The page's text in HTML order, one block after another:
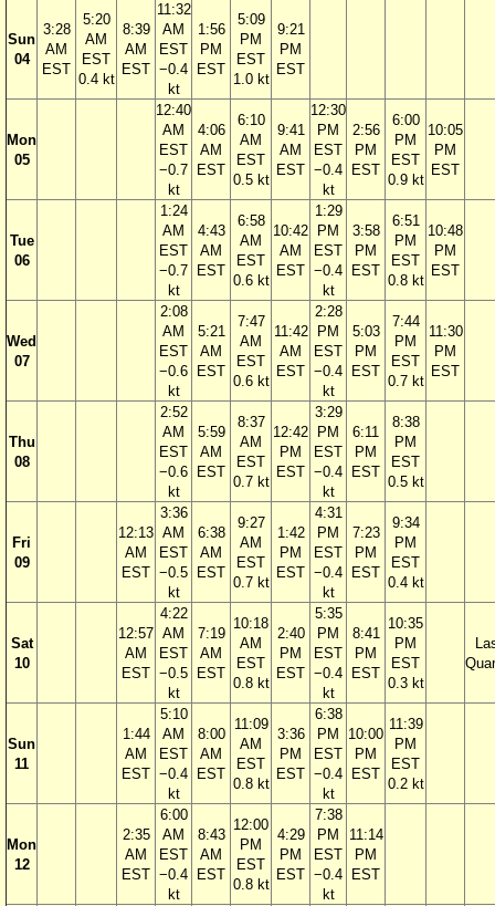
Sun
04
3:28
AM
EST
5:20
AM
EST
0.4 kt
8:39
AM
EST
11:32
AM
EST
−0.4
kt
1:56
PM
EST
5:09
PM
EST
1.0 kt
9:21
PM
EST
Mon
05
12:40
AM
EST
−0.7
kt
4:06
AM
EST
6:10
AM
EST
0.5 kt
9:41
AM
EST
12:30
PM
EST
−0.4
kt
2:56
PM
EST
6:00
PM
EST
0.9 kt
10:05
PM
EST
Tue
06
1:24
AM
EST
−0.7
kt
4:43
AM
EST
6:58
AM
EST
0.6 kt
10:42
AM
EST
1:29
PM
EST
−0.4
kt
3:58
PM
EST
6:51
PM
EST
0.8 kt
10:48
PM
EST
Wed
07
2:08
AM
EST
−0.6
kt
5:21
AM
EST
7:47
AM
EST
0.6 kt
11:42
AM
EST
2:28
PM
EST
−0.4
kt
5:03
PM
EST
7:44
PM
EST
0.7 kt
11:30
PM
EST
Thu
08
2:52
AM
EST
−0.6
kt
5:59
AM
EST
8:37
AM
EST
0.7 kt
12:42
PM
EST
3:29
PM
EST
−0.4
kt
6:11
PM
EST
8:38
PM
EST
0.5 kt
Fri
09
12:13
AM
EST
3:36
AM
EST
−0.5
kt
6:38
AM
EST
9:27
AM
EST
0.7 kt
1:42
PM
EST
4:31
PM
EST
−0.4
kt
7:23
PM
EST
9:34
PM
EST
0.4 kt
Sat
10
12:57
AM
EST
4:22
AM
EST
−0.5
kt
7:19
AM
EST
10:18
AM
EST
0.8 kt
2:40
PM
EST
5:35
PM
EST
−0.4
kt
8:41
PM
EST
10:35
PM
EST
0.3 kt
Sun
11
1:44
AM
EST
5:10
AM
EST
−0.4
kt
8:00
AM
EST
11:09
AM
EST
0.8 kt
3:36
PM
EST
6:38
PM
EST
−0.4
kt
10:00
PM
EST
11:39
PM
EST
0.2 kt
Mon
12
2:35
AM
EST
6:00
AM
EST
−0.4
kt
8:43
AM
EST
12:00
PM
EST
0.8 kt
4:29
PM
EST
7:38
PM
EST
−0.4
kt
11:14
PM
EST